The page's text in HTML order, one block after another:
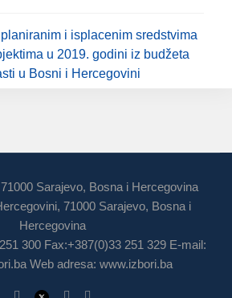
planiranim i isplacenim sredstvima
u 2019. godini iz budžeta
u Bosni i Hercegovini
Sarajevo, Bosna i Hercegovina
71000 Sarajevo, Bosna i
Hercegovina
300 Fax:+387(0)33 251 329 E-mail:
Web adresa: www.izbori.ba